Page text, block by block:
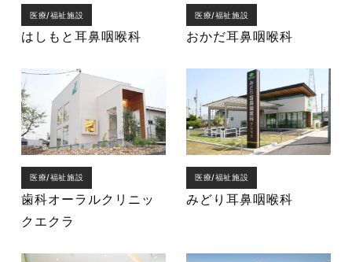
医療/福祉施設
はしもと耳鼻咽喉科
医療/福祉施設
おかだ耳鼻咽喉科
医療/福祉施設
歯科オーラルクリニッ
クエクラ
医療/福祉施設
みどり耳鼻咽喉科